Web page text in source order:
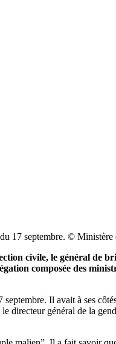
17 septembre. © Ministère
civile, le général de
composée des
Il avait à ses
directeur général de la